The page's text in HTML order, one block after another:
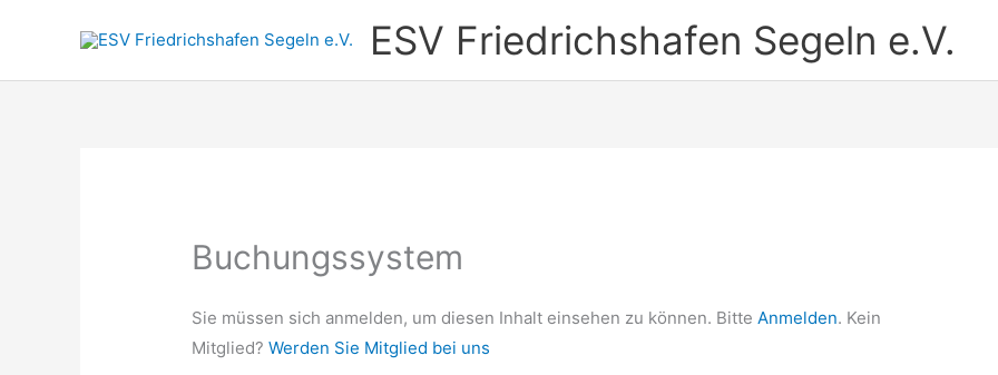
ESV Friedrichshafen Segeln e.V.
Buchungssystem
Sie müssen sich anmelden, um diesen Inhalt einsehen zu können. Bitte Anmelden. Kein
Mitglied?Werden Sie Mitglied bei uns